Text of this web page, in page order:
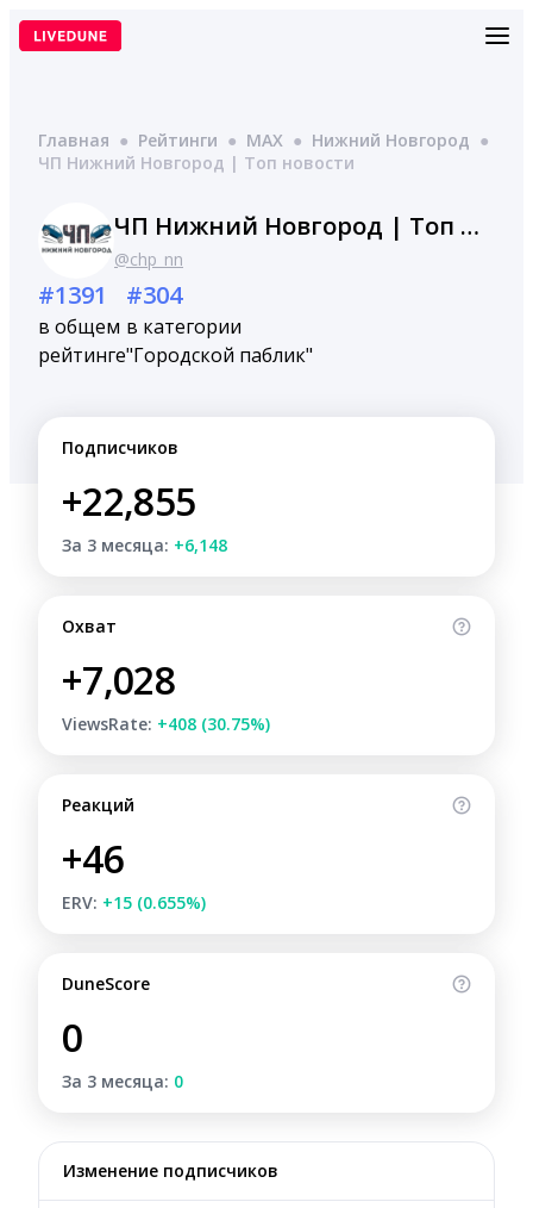
Перейти
Главная ● Рейтинги ● MAX ● Нижний Новгород ●
ЧП Нижний Новгород | Топ новости
ЧП Нижний Новгород | Топ новости
@chp_nn
#1391
в общем
рейтинге
#304
в категории
"Городской паблик"
Подписчиков
+22,855
За 3 месяца: +6,148
Охват
+7,028
ViewsRate: +408 (30.75%)
Реакций
+46
ERV: +15 (0.655%)
DuneScore
0
За 3 месяца: 0
Изменение подписчиков